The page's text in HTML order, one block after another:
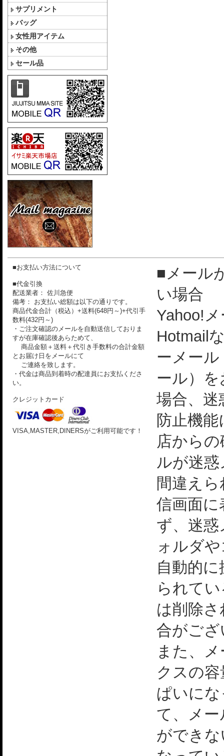
サプリメント
バッグ
女性用アイテム
その他
セール品
■お支払い方法について
■代金引換
配送業者： 佐川急便
備考： お支払い総額は以下の通りです。
商品代金合計（税込）+送料(648円～)+代引手
数料(432円～)
・ご注文確認のメールを自動送信しておりま
すが在庫確認後あらためて、
商品金額＋送料＋代引き手数料の合計金額
とお届け日をメールにて
ご連絡を致します。
・代金は商品到着時の配達員にお支払くださ
い。
クレジットカード
VISA,MASTER,DINERSがご利用可能です！
■メール
い場合
Yahoo!
Hotmail
ーメー
ール）
場合、迷
防止機
店から
ルが迷
間違え
信画面に
ず、迷
ォルダ
自動的
られて
は削除
合がご
また、
クスの
ぱいに
て、メ
ができ